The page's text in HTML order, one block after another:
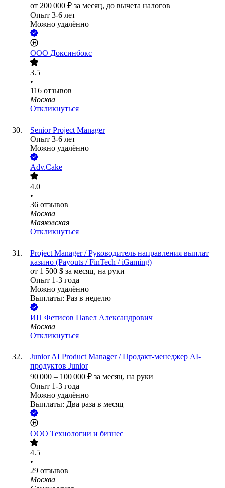
от 200 000 ₽ за месяц, до вычета налогов
Опыт 3-6 лет
Можно удалённо
ООО Доксинбокс
3.5
•
116 отзывов
Москва
Откликнуться
Senior Project Manager
Опыт 3-6 лет
Можно удалённо
Adv.Cake
4.0
•
36 отзывов
Москва
Маяковская
Откликнуться
Project Manager / Руководитель направления выплат
казино (Payouts / FinTech / iGaming)
от 1 500 $ за месяц, на руки
Опыт 1-3 года
Можно удалённо
Выплаты: Раз в неделю
ИП Фетисов Павел Александрович
Москва
Откликнуться
Junior AI Product Manager / Продакт-менеджер AI-
продуктов Junior
90 000 – 100 000 ₽ за месяц, на руки
Опыт 1-3 года
Можно удалённо
Выплаты: Два раза в месяц
ООО Технологии и бизнес
4.5
•
29 отзывов
Москва